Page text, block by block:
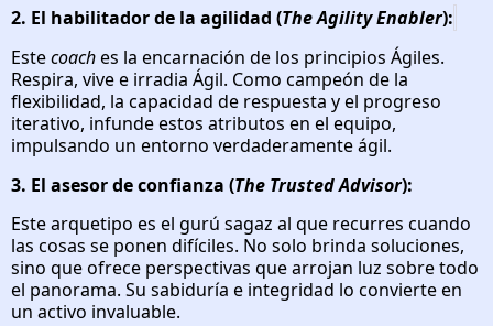
2. El habilitador de la agilidad (The Agility Enabler):
Estecoaches la encarnación de los principios Ágiles.
Respira, vive e irradia Ágil. Como campeón de la
flexibilidad, la capacidad de respuesta y el progreso
iterativo, infunde estos atributos en el equipo,
impulsando un entorno verdaderamente ágil.
3. El asesor de confianza (The Trusted Advisor):
Este arquetipo es el gurú sagaz al que recurres cuando
las cosas se ponen difíciles. No solo brinda soluciones,
sino que ofrece perspectivas que arrojan luz sobre todo
el panorama. Su sabiduría e integridad lo convierte en
un activo invaluable.